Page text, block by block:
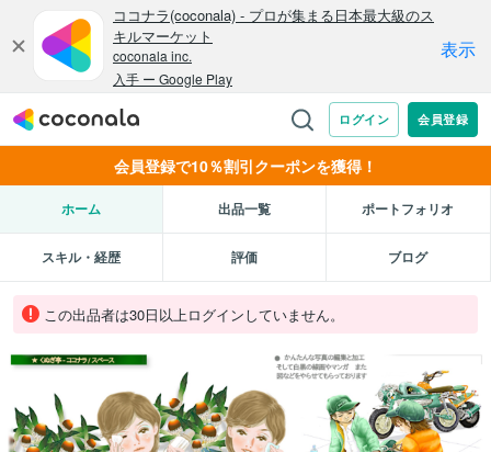
会員登録で10％割引クーポンを獲得！
ホーム 出品一覧 ポートフォリオ
スキル・経歴 評価 ブログ
この出品者は30日以上ログインしていません。